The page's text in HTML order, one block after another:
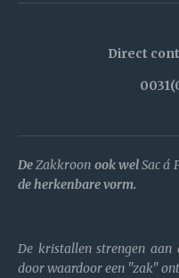
Direct
DeZakkroon ook welSac á
de herkenbare vorm.
De kristallen strengen aan
door waardoor een "zak"